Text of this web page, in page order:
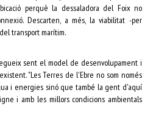
perquè la dessaladora del Foix no
Descarten, a més, la viabilitat -per
transport marítim.
sent el model de desenvolupament i
"Les Terres de l'Ebre no som només
i energies sinó que també la gent d'aquí
i amb les millors condicions ambientals